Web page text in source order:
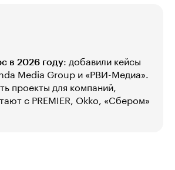
в 2026 году: добавили кейсы
Media Group и «РВИ-Медиа».
проекты для компаний,
с PREMIER, Okko, «Сбером»